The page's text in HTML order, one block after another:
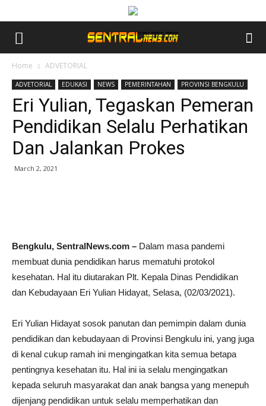
Home ADVETORIAL
ADVETORIAL EDUKASI NEWS PEMERINTAHAN PROVINSI BENGKULU
Eri Yulian, Tegaskan Pemeran
Pendidikan Selalu Perhatikan
Dan Jalankan Prokes
March 2, 2021
Bengkulu, SentralNews.com – Dalam masa pandemi
membuat dunia pendidikan harus mematuhi protokol
kesehatan. Hal itu diutarakan Plt. Kepala Dinas Pendidikan
dan Kebudayaan Eri Yulian Hidayat, Selasa, (02/03/2021).
Eri Yulian Hidayat sosok panutan dan pemimpin dalam dunia
pendidikan dan kebudayaan di Provinsi Bengkulu ini, yang juga
di kenal cukup ramah ini mengingatkan kita semua betapa
pentingnya kesehatan itu. Hal ini ia selalu mengingatkan
kepada seluruh masyarakat dan anak bangsa yang menepuh
dijenjang pendidikan untuk selalu memperhatikan dan